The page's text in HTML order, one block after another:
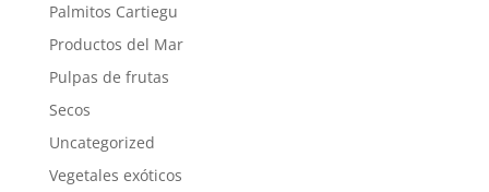
Palmitos Cartiegu
Productos del Mar
Pulpas de frutas
Secos
Uncategorized
Vegetales exóticos